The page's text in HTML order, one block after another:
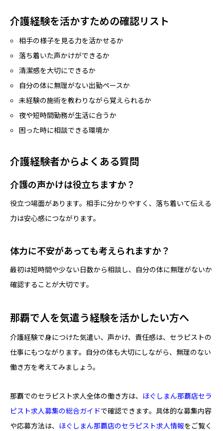
介護経験を活かすための確認リスト
相手の様子を見る力を活かせるか
落ち着いた声かけができるか
清潔感を大切にできるか
自分の体に無理がない出勤ペースか
未経験の施術を教わりながら覚えられるか
夜や短時間勤務が生活に合うか
困った時に相談できる環境か
介護経験者からよくある質問
介護の声かけは役立ちますか？
役立つ場面があります。相手に分かりやすく、落ち着いて伝える
力は安心感につながります。
体力に不安があっても考えられますか？
最初は短時間や少ない日数から相談し、自分の体に無理がないか
確認することが大切です。
那覇で人を気遣う経験を活かしたい方へ
介護経験で身につけた気遣い、声かけ、責任感は、セラピストの
仕事にもつながります。自分の体も大切にしながら、無理のない
働き方を考えてみましょう。
那覇でのセラピスト求人全体の働き方は、 ほぐしまん那覇店セラ
ピスト求人募集の総合ガイドで確認できます。具体的な募集内容
や応募方法は、 ほぐしまん那覇店のセラピスト求人情報をご覧く